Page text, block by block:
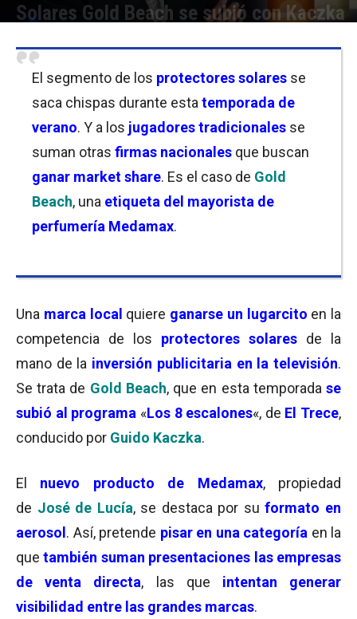
Solares Gold Beach se subió con Kaczka
El segmento de los protectores solares se
saca chispas durante esta temporada de
verano. Y a los jugadores tradicionales se
suman otras firmas nacionales que buscan
ganar market share. Es el caso de Gold
Beach, una etiqueta del mayorista de
perfumería Medamax.
Una marca local quiere ganarse un lugarcito en la
competencia de los protectores solares de la
mano de la inversión publicitaria en la televisión.
Se trata de Gold Beach, que en esta temporadase
subió al programa «Los 8 escalones«, de El Trece,
conducido por Guido Kaczka.
El nuevo producto de Medamax, propiedad
de José de Lucía, se destaca por suformato en
aerosol . Así, pretende pisar en una categoría en la
quetambién suman presentaciones las empresas
de
venta directa, las que intentan generar
visibilidad entre las grandes marcas.